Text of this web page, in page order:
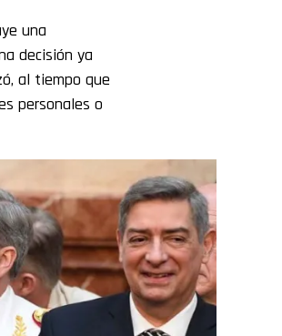
una
decisión ya
al tiempo que
personales o